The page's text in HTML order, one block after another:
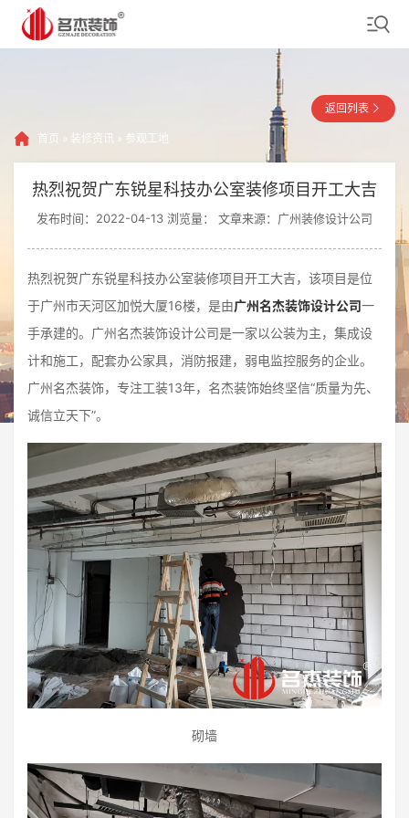
首页 » 装修资讯 » 参观工地
返回列表
热烈祝贺广东锐星科技办公室装修项目开工大吉
发布时间：2022-04-13 浏览量： 文章来源：广州装修设计公司
热烈祝贺广东锐星科技办公室装修项目开工大吉，该项目是位
于广州市天河区加悦大厦16楼，是由广州名杰装饰设计公司一
手承建的。广州名杰装饰设计公司是一家以公装为主，集成设
计和施工，配套办公家具，消防报建，弱电监控服务的企业。
广州名杰装饰，专注工装13年，名杰装饰始终坚信“质量为先、
诚信立天下”。
砌墙